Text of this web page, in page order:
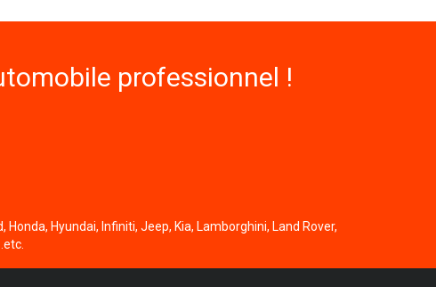
professionnel !
Hyundai, Infiniti, Jeep, Kia, Lamborghini, Land Rover,